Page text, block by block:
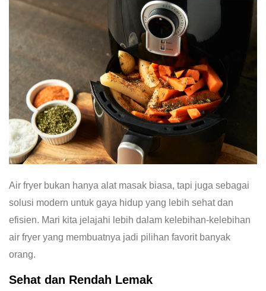
Air fryer bukan hanya alat masak biasa, tapi juga sebagai
solusi modern untuk gaya hidup yang lebih sehat dan
efisien. Mari kita jelajahi lebih dalam kelebihan-kelebihan
air fryer yang membuatnya jadi pilihan favorit banyak
orang.
Sehat dan Rendah Lemak